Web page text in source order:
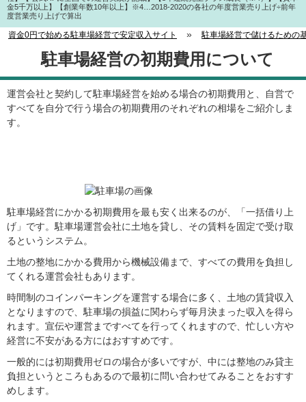
金5千万以上】【創業年数10年以上】※4…2018-2020の各社の年度営業売り上げ÷前年
度営業売り上げで算出
資金0円で始める駐車場経営で安定収入サイト » 駐車場経営で儲けるための
駐車場経営の初期費用について
運営会社と契約して駐車場経営を始める場合の初期費用と、自営で
すべてを自分で行う場合の初期費用のそれぞれの相場をご紹介しま
す。
駐車場経営にかかる初期費用を最も安く出来るのが、「一括借り上
げ」です。駐車場運営会社に土地を貸し、その賃料を固定で受け取
るというシステム。
土地の整地にかかる費用から機械設備まで、すべての費用を負担し
てくれる運営会社もあります。
時間制のコインパーキングを運営する場合に多く、土地の賃貸収入
となりますので、駐車場の損益に関わらず毎月決まった収入を得ら
れます。宣伝や運営まですべてを行ってくれますので、忙しい方や
経営に不安がある方にはおすすめです。
一般的には初期費用ゼロの場合が多いですが、中には整地のみ貸主
負担というところもあるので最初に問い合わせてみることをおすす
めします。